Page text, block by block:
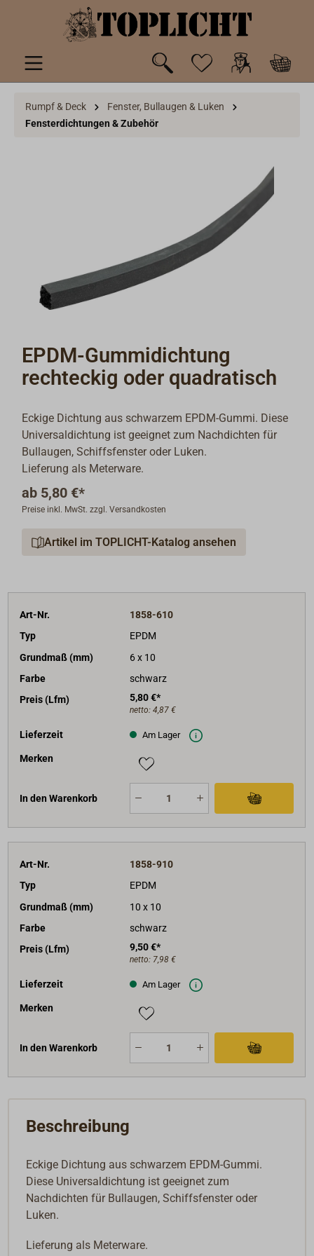
springen
Rumpf & Deck
Fenster, Bullaugen & Luken
Fensterdichtungen & Zubehör
EPDM-Gummidichtung
rechteckig oder quadratisch
Eckige Dichtung aus schwarzem EPDM-Gummi. Diese
Universaldichtung ist geeignet zum Nachdichten für
Bullaugen, Schiffsfenster oder Luken.
Lieferung als Meterware.
ab 5,80 €*
Preise inkl. MwSt. zzgl. Versandkosten
Artikel im TOPLICHT-Katalog ansehen
Art-Nr.
1858-610
Typ
EPDM
Grundmaß (mm)
6 x 10
Farbe
schwarz
Preis (Lfm)
5,80 €*
netto: 4,87 €
Lieferzeit Am Lager
Merken
In den Warenkorb
Art-Nr.
1858-910
Typ
EPDM
Grundmaß (mm)
10 x 10
Farbe
schwarz
Preis (Lfm)
9,50 €*
netto: 7,98 €
Lieferzeit Am Lager
Merken
In den Warenkorb
Beschreibung
Eckige Dichtung aus schwarzem EPDM-Gummi.
Diese Universaldichtung ist geeignet zum
Nachdichten für Bullaugen, Schiffsfenster oder
Luken.
Lieferung als Meterware.